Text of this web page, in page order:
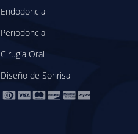
Endodoncia
Periodoncia
Cirugía Oral
Diseño de Sonrisa